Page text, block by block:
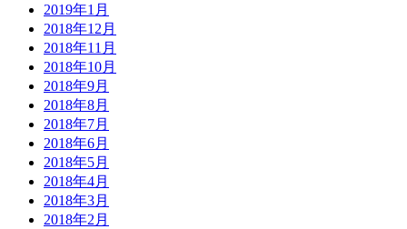
2019年1月
2018年12月
2018年11月
2018年10月
2018年9月
2018年8月
2018年7月
2018年6月
2018年5月
2018年4月
2018年3月
2018年2月